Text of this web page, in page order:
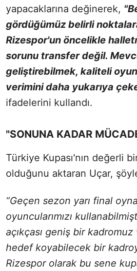
yapacaklarına değinerek,
gördüğümüz belirli
Rizespor'un öncelikle
sorunu transfer değil.
geliştirebilmek, kaliteli
verimini daha yukarıya
ifadelerini kullandı.
"SONUNA KADAR
Türkiye Kupası'nın değerli
olduğunu aktaran Uçar,
“Geçen sezon yarı final
oyuncularımızı
açıkçası geniş bir
hedef koyabilecek bir
Rizespor olarak bu sene